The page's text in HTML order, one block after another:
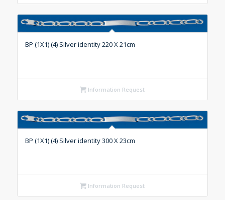
BP (1X1) (4) Silver identity 220 X 21cm
Information Request
BP (1X1) (4) Silver identity 300 X 23cm
Information Request